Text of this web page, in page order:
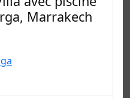
Marrakech